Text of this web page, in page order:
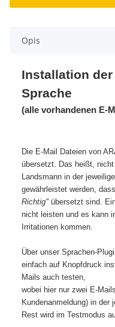
Opis
Installation
Sprache
(alle vorhandenen E-
Die E-Mail Dateien von
übersetzt. Das heißt,
Landsmann in der
gewährleistet werden,
Richtig" übersetzt sind.
nicht leisten und es kann
Irritationen kommen.
Über unser Sprachen-
einfach auf Knopfdruck
Mails auch testen,
wobei hier nur zwei E-
Kundenanmeldung) in der
Rest wird im Testmodus